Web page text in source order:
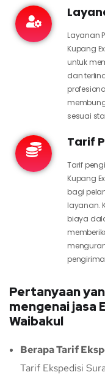
Layanan
Kupang
untuk
dan
sesuai
Tarif
Tarif
Kupang
bagi
layanan.
biaya
Pertanyaan
mengenai jasa
Waibakul
Berapa Tarif
Tarif Ekspedisi